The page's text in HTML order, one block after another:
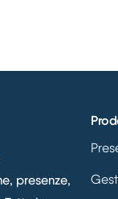
presenze,